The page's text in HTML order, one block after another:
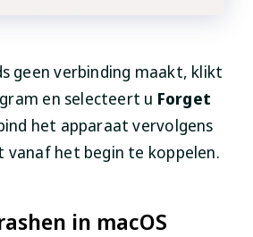
geen verbinding maakt, klikt
en selecteert u Forget
het apparaat vervolgens
vanaf het begin te koppelen.
in macOS